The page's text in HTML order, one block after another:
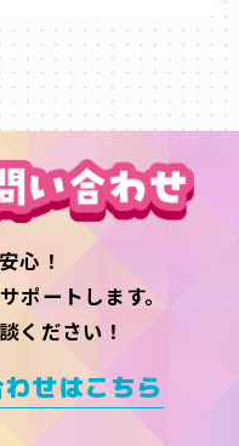
心！
ポートします。
ください！
せはこちら